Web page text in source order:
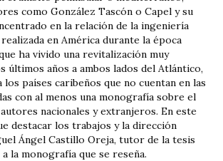
como González Tascón o Capel y su
en la relación de la ingeniería
en América durante la época
ha vivido una revitalización muy
últimos años a ambos lados del Atlántico,
los países caribeños que no cuentan en las
con al menos una monografía sobre el
nacionales y extranjeros. En este
destacar los trabajos y la dirección
Ángel Castillo Oreja, tutor de la tesis
la monografía que se reseña.